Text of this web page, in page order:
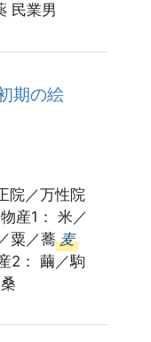
民業男
期の絵
院／万性院
産1： 米／
粟／蕎 麦
2： 繭／駒